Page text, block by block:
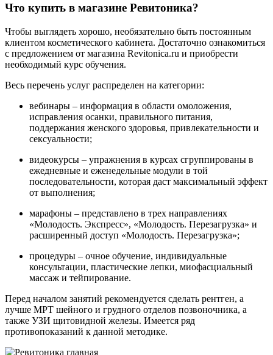
Что купить в магазине Ревитоника?
Чтобы выглядеть хорошо, необязательно быть постоянным
клиентом косметического кабинета. Достаточно ознакомиться
с предложением от магазина Revitonica.ru и приобрести
необходимый курс обучения.
Весь перечень услуг распределен на категории:
вебинары – информация в области омоложения,
исправления осанки, правильного питания,
поддержания женского здоровья, привлекательности и
сексуальности;
видеокурсы – упражнения в курсах сгруппированы в
ежедневные и еженедельные модули в той
последовательности, которая даст максимальный эффект
от выполнения;
марафоны – представлено в трех направлениях
«Молодость. Экспресс», «Молодость. Перезагрузка» и
расширенный доступ «Молодость. Перезагрузка»;
процедуры – очное обучение, индивидуальные
консультации, пластические лепки, миофасциальный
массаж и тейпирование.
Перед началом занятий рекомендуется сделать рентген, а
лучше МРТ шейного и грудного отделов позвоночника, а
также УЗИ щитовидной железы. Имеется ряд
противопоказаний к данной методике.